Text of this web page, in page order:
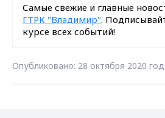
Самые свежие и главные
ГТРК "Владимир".
курсе всех событий!
Опубликовано: 28 октября 2020